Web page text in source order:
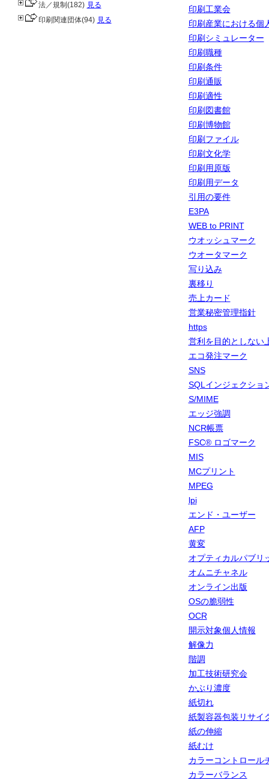
法／規制 (182) 見る
印刷関連団体(94) 見る
印刷工業会
印刷産業における個
印刷シミュレーター
印刷職種
印刷条件
印刷通販
印刷適性
印刷図書館
印刷博物館
印刷ファイル
印刷文化学
印刷用原版
印刷用データ
引用の要件
E3PA
WEB to PRINT
ウオッシュマーク
ウオータマーク
写り込み
裏移り
売上カード
営業秘密管理指針
https
営利を目的としない
エコ発注マーク
SNS
SQLインジェクショ
S/MIME
エッジ強調
NCR帳票
FSC® ロゴマーク
MIS
MCプリント
MPEG
lpi
エンド・ユーザー
AFP
黄変
オプティカルパブリ
オムニチャネル
オンライン出版
OSの脆弱性
OCR
開示対象個人情報
解像力
階調
加工技術研究会
かぶり濃度
紙切れ
紙製容器包装リサイ
紙の伸縮
紙むけ
カラーコントロール
カラーバランス